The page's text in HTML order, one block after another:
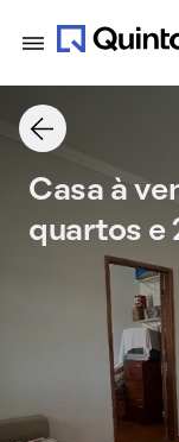
Casa à
quartos e